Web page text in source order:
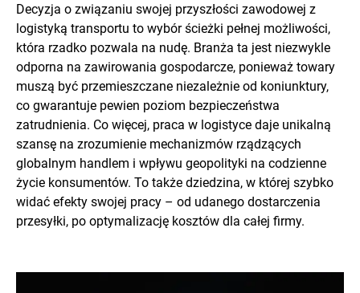
Decyzja o związaniu swojej przyszłości zawodowej z
logistyką transportu to wybór ścieżki pełnej możliwości,
która rzadko pozwala na nudę. Branża ta jest niezwykle
odporna na zawirowania gospodarcze, ponieważ towary
muszą być przemieszczane niezależnie od koniunktury,
co gwarantuje pewien poziom bezpieczeństwa
zatrudnienia. Co więcej, praca w logistyce daje unikalną
szansę na zrozumienie mechanizmów rządzących
globalnym handlem i wpływu geopolityki na codzienne
życie konsumentów. To także dziedzina, w której szybko
widać efekty swojej pracy – od udanego dostarczenia
przesyłki, po optymalizację kosztów dla całej firmy.